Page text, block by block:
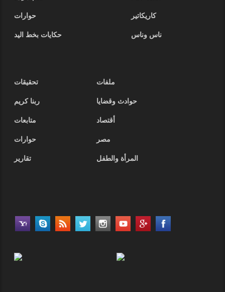
كاريكاتير
حوارات
ناس وناس
حكايات بخط اليد
ملفات
تحقيقات
حوادث وقضايا
ربنا كريم
أقتصاد
متابعات
مصر
حوارات
المرأة والطفل
تقارير